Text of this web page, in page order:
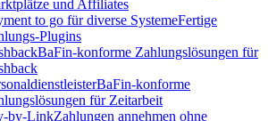
und Affiliates
to go für diverse SystemeFertige
Plugins
BaFin-konforme Zahlungslösungen für
BaFin-konforme
für Zeitarbeit
by-LinkZahlungen annehmen ohne